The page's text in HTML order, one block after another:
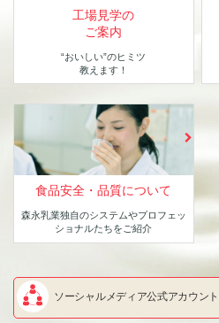
工場見学の
ご案内
“おいしい”のヒミツ
教えます！
食品安全・品質について
森永乳業独自のシステムやプロフェッ
ショナルたちをご紹介
ソーシャルメディア公式アカウント